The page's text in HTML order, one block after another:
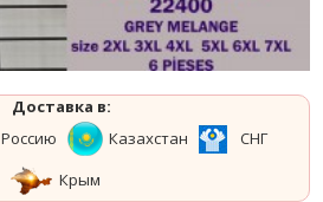
Доставка в:
Россию Казахстан
СНГ
Крым